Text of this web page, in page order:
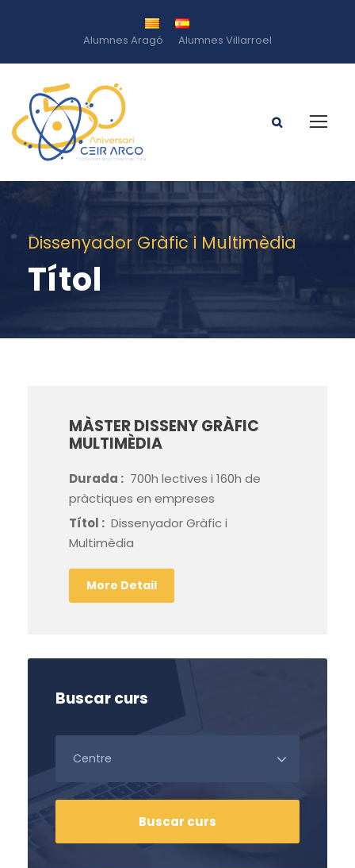
Alumnes Aragó Alumnes Villarroel
Dissenyador Gràfic i Multimèdia
Títol
MÀSTER DISSENY GRÀFIC
MULTIMÈDIA
Durada : 700h lectives i 160h de
pràctiques en empreses
Títol : Dissenyador Gràfic i
Multimèdia
More Detail
Buscar curs